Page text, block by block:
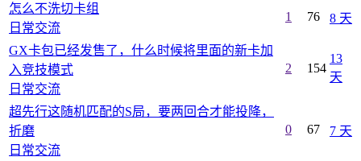
怎么不洗切卡组
日常交流
1 76 8 天
GX卡包已经发售了，什么时候将里面的新卡加
入竞技模式
日常交流
2 154
13
天
超先行这随机匹配的S局，要两回合才能投降，
折磨
日常交流
0 67 7 天